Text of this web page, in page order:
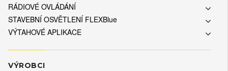
RÁDIOVÉ OVLÁDÁNÍ
STAVEBNÍ OSVĚTLENÍ FLEXBlue
VÝTAHOVÉ APLIKACE
VÝROBCI